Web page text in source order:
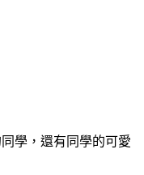
學，還有同學的可愛